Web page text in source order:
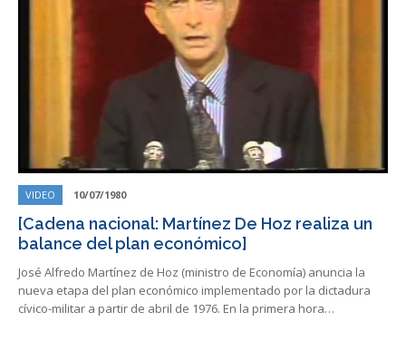
VIDEO 10/07/1980
[Cadena nacional: Martínez De Hoz realiza un
balance del plan económico]
José Alfredo Martínez de Hoz (ministro de Economía) anuncia la
nueva etapa del plan económico implementado por la dictadura
cívico-militar a partir de abril de 1976. En la primera hora…